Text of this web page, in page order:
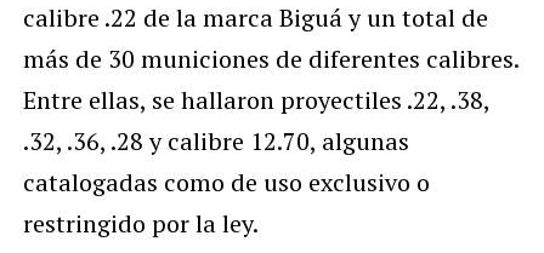
calibre .22 de la marca Biguá y un total de
más de 30 municiones de diferentes calibres.
Entre ellas, se hallaron proyectiles .22, .38,
.32, .36, .28 y calibre 12.70, algunas
catalogadas como de uso exclusivo o
restringido por la ley.